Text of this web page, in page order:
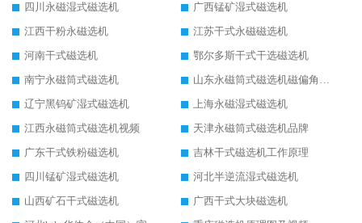
四川永磁湿式磁选机
广西锰矿湿式磁选机
江西干粉永磁选机
江苏干式永磁磁选机
河南干式磁选机
鄂尔多斯干式干选磁选机
南宁永磁筒式磁选机
山东永磁筒式磁选机磁偏角怎么调整
辽宁黑钨矿湿式磁选机
上海永磁湿式磁选机
江西永磁筒式磁选机视频
天津永磁筒式磁选机品牌
广东干式铁粉磁选机
吉林干式磁选机工作原理
四川锰矿湿式磁选机
河北半逆流湿式磁选机
山西矿石干式磁选机
广西干式大块磁选机